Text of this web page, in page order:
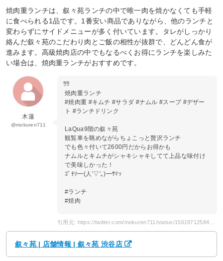
焼肉重ランチは、叙々苑ランチの中で唯一肉を焼かなくても手軽
に食べられる1品です。1番安い商品でありながら、他のランチと
変わらずにサイドメニューが多く付いています。タレがしっかり
絡んだ叙々苑のこだわり肉とご飯の相性が抜群で、どんどん食が
進みます。高級焼肉店の中でもなるべくお得にランチを楽しみた
い場合は、焼肉重ランチがおすすめです。
木蓮
@mokuren711
焼肉重ランチ
#焼肉重 #キムチ #サラダ #ナムル #スープ #デザー
ト #ランチドリンク
LaQua9階の叙々苑
観覧車を眺めながらちょこっと贅沢ランチ
でも色々付いて2600円だからお得かも
ナムルとキムチがシャキシャキしてて上品な味付け
で美味しかった！
ｺﾞﾁｿ━(人’▽'｡)━ｻﾏｯ
#ランチ
#焼肉
叙々苑 | 店舗情報 | 叙々苑 渋谷店